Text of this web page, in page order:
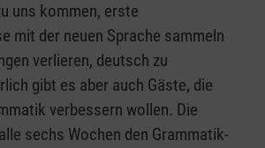
uns kommen, erste
mit der neuen Sprache sammeln
verlieren, deutsch zu
gibt es aber auch Gäste, die
verbessern wollen. Die
sechs Wochen den Grammatik-